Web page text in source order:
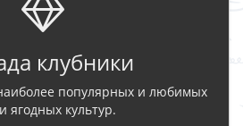
клубники
популярных и любимых
ягодных культур.